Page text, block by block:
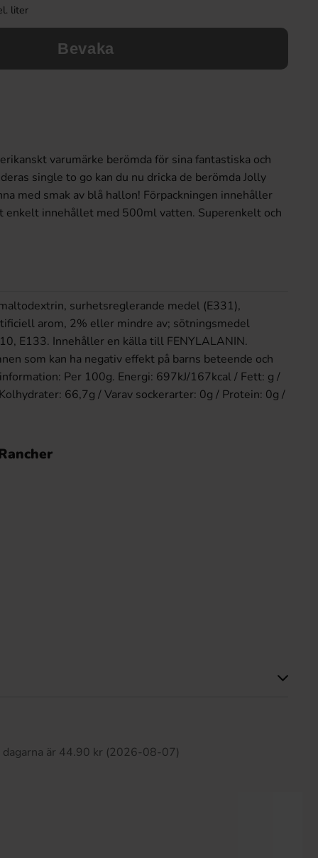
liter
Bevaka
varumärke berömda för sina fantastiska och
single to go kan du nu dricka de berömda Jolly
med smak av blå hallon! Förpackningen innehåller
enkelt innehållet med 500ml vatten. Superenkelt och
surhetsreglerande medel (E331),
arom, 2% eller mindre av; sötningsmedel
E133. Innehåller en källa till FENYLALANIN.
som kan ha negativ effekt på barns beteende och
Per 100g. Energi: 697kJ/167kcal / Fett: g /
66,7g / Varav sockerarter: 0g / Protein: 0g /
är 44.90 kr (2026-08-07)